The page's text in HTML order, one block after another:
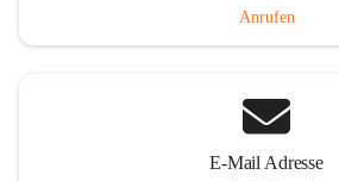
Anrufen
E-Mail Adresse